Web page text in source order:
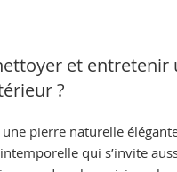
et entretenir
?
pierre naturelle
qui s’invite